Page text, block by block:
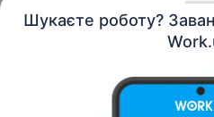
Шукаєте роботу?